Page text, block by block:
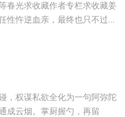
春光求收藏作者专栏求收藏姜
性忤逆血亲，最终也只不过...
，权谋私欲全化为一句阿弥陀
成云烟。掌厨握勺，再留